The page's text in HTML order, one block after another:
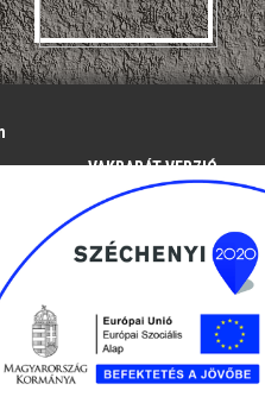
VAKBARÁT VERZIÓ